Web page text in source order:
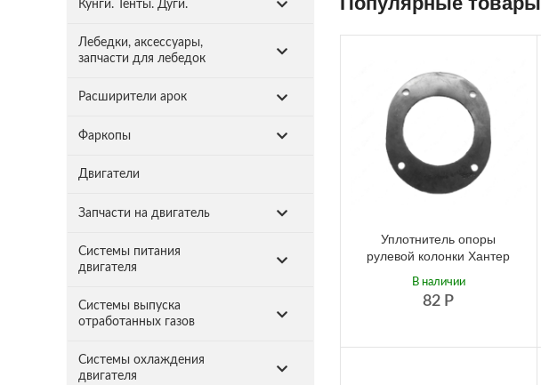
Кунги. Тенты. Дуги.
Лебедки, аксессуары,
запчасти для лебедок
Расширители арок
Фаркопы
Двигатели
Запчасти на двигатель
Системы питания
двигателя
Системы выпуска
отработанных газов
Системы охлаждения
двигателя
Уплотнитель опоры
рулевой колонки Хантер
82 Р
В наличии